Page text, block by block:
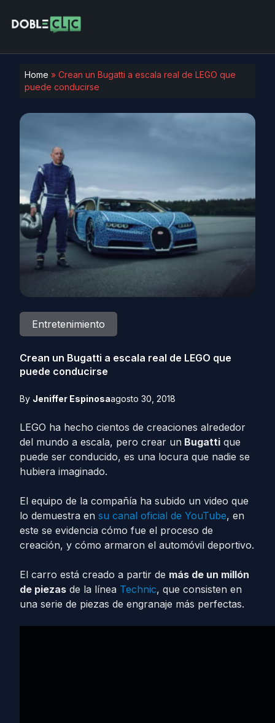
Home » Crean un Bugatti a escala real de LEGO que
puede conducirse
Entretenimiento
Crean un Bugatti a escala real de LEGO que
puede conducirse
By Jeniffer Espinosaagosto 30, 2018
LEGO ha hecho cientos de creaciones alrededor
del mundo a escala, pero crear un Bugatti que
puede ser conducido, es una locura que nadie se
hubiera imaginado.
El equipo de la compañía ha subido un video que
lo demuestra en su canal oficial de YouTube, en
este se evidencia cómo fue el proceso de
creación, y cómo armaron el automóvil deportivo.
El carro está creado a partir de más de un millón
de piezas de la línea Technic, que consisten en
una serie de piezas de engranaje más perfectas.